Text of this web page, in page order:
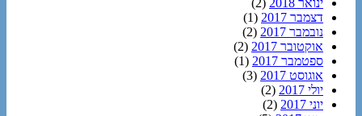
ינואר 2018
(2)
דצמבר 2017
(1)
נובמבר 2017
(2)
אוקטובר 2017
(2)
ספטמבר 2017
(1)
אוגוסט 2017
(3)
יולי 2017
(2)
יוני 2017
(2)